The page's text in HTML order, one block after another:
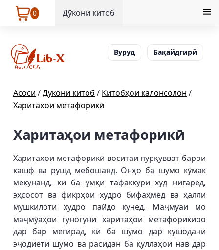
0 Дӯкони китоб
Вуруд Бақайдгирӣ
Асосӣ /Дӯкони китоб / Китобҳои калонсолон /
Харитаҳои метафорикӣ
Харитаҳои метафорикӣ
Харитаҳои метафорикӣ воситаи пурқувват барои
кашф ва рушд мебошанд. Онҳо ба шумо кӯмак
мекунанд, ки ба умқи тафаккури худ нигаред,
эҳсосот ва фикрҳои худро бифаҳмед ва ҳалли
мушкилоти худро пайдо кунед. Маҷмӯаи мо
маҷмӯаҳои гуногуни харитаҳои метафорикиро
дар бар мегирад, ки ба шумо дар кушодани
эҷодиёти шумо ва расидан ба қуллаҳои нав дар